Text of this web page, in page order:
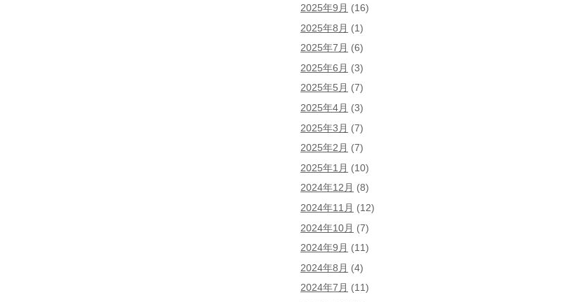
2025年9月 (16)
2025年8月 (1)
2025年7月 (6)
2025年6月 (3)
2025年5月 (7)
2025年4月 (3)
2025年3月 (7)
2025年2月 (7)
2025年1月 (10)
2024年12月 (8)
2024年11月 (12)
2024年10月 (7)
2024年9月 (11)
2024年8月 (4)
2024年7月 (11)